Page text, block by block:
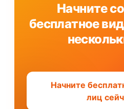
Начните
бесплатное
Начните
лиц